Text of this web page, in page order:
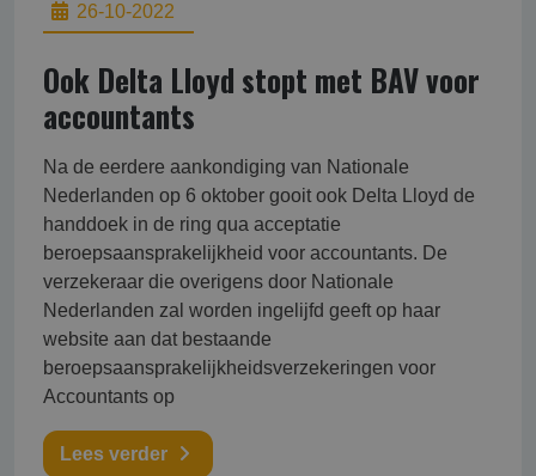
26-10-2022
Ook Delta Lloyd stopt met BAV voor
accountants
Na de eerdere aankondiging van Nationale
Nederlanden op 6 oktober gooit ook Delta Lloyd de
handdoek in de ring qua acceptatie
beroepsaansprakelijkheid voor accountants. De
verzekeraar die overigens door Nationale
Nederlanden zal worden ingelijfd geeft op haar
website aan dat bestaande
beroepsaansprakelijkheidsverzekeringen voor
Accountants op
Lees verder